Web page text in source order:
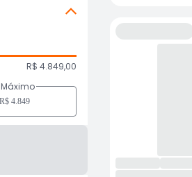
R$ 4.849,00
Máximo